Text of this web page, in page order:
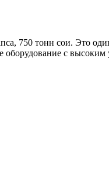
750 тонн сои. Это
оборудование с